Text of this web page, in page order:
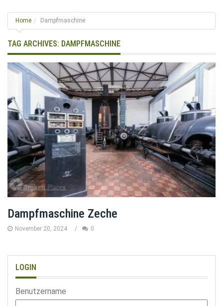
l
e
n
a
v
i
i
o
n
Home Dampfmaschine
TAG ARCHIVES: DAMPFMASCHINE
Dampfmaschine Zeche
November 20, 2024 0
LOGIN
Benutzername